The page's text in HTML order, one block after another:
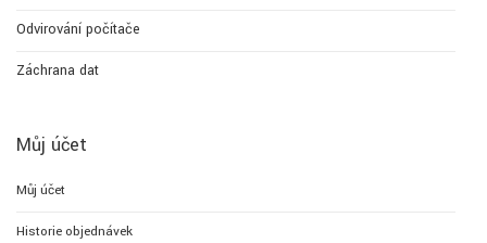
Odvirování počítače
Záchrana dat
Můj účet
Můj účet
Historie objednávek